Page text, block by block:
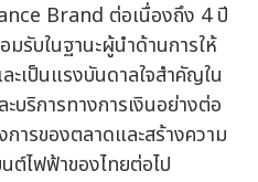
Brand ต่อเนื่องถึง 4 ปี
รับในฐานะผู้นำด้านการให้
ะเป็นแรงบันดาลใจสำคัญใน
ริการทางการเงินอย่างต่อ
ารของตลาดและสร้างความ
ต์ไฟฟ้าของไทยต่อไป